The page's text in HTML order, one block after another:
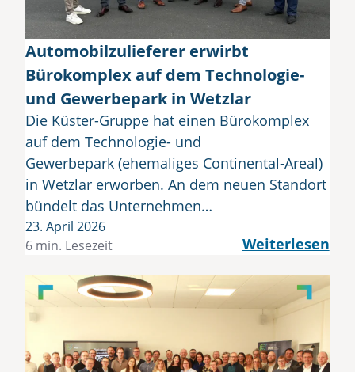
Automobilzulieferer erwirbt
Bürokomplex auf dem Technologie-
und Gewerbepark in Wetzlar
Die Küster-Gruppe hat einen Bürokomplex
auf dem Technologie- und
Gewerbepark (ehemaliges Continental-Areal)
in Wetzlar erworben. An dem neuen Standort
bündelt das Unternehmen…
23. April 2026
6 min. Lesezeit
Weiterlesen